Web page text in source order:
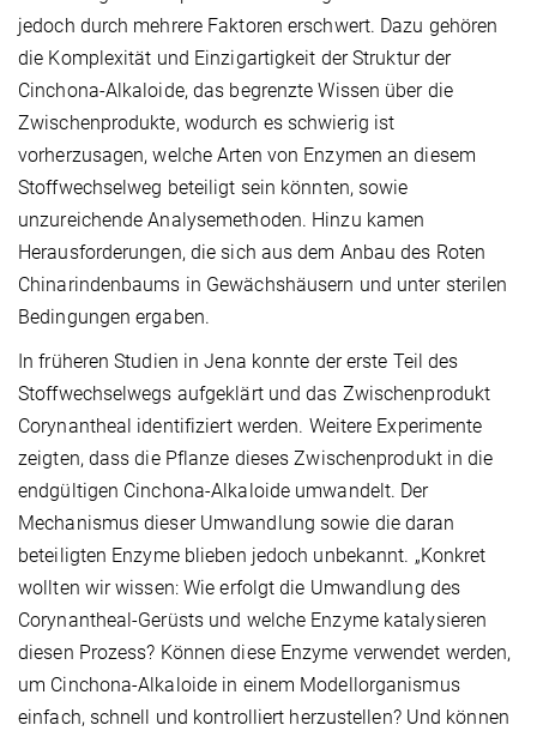
jedoch durch mehrere Faktoren erschwert. Dazu gehören
die Komplexität und Einzigartigkeit der Struktur der
Cinchona-Alkaloide, das begrenzte Wissen über die
Zwischenprodukte, wodurch es schwierig ist
vorherzusagen, welche Arten von Enzymen an diesem
Stoffwechselweg beteiligt sein könnten, sowie
unzureichende Analysemethoden. Hinzu kamen
Herausforderungen, die sich aus dem Anbau des Roten
Chinarindenbaums in Gewächshäusern und unter sterilen
Bedingungen ergaben.
In früheren Studien in Jena konnte der erste Teil des
Stoffwechselwegs aufgeklärt und das Zwischenprodukt
Corynantheal identifiziert werden. Weitere Experimente
zeigten, dass die Pflanze dieses Zwischenprodukt in die
endgültigen Cinchona-Alkaloide umwandelt. Der
Mechanismus dieser Umwandlung sowie die daran
beteiligten Enzyme blieben jedoch unbekannt. „Konkret
wollten wir wissen: Wie erfolgt die Umwandlung des
Corynantheal-Gerüsts und welche Enzyme katalysieren
diesen Prozess? Können diese Enzyme verwendet werden,
um Cinchona-Alkaloide in einem Modellorganismus
einfach, schnell und kontrolliert herzustellen? Und können